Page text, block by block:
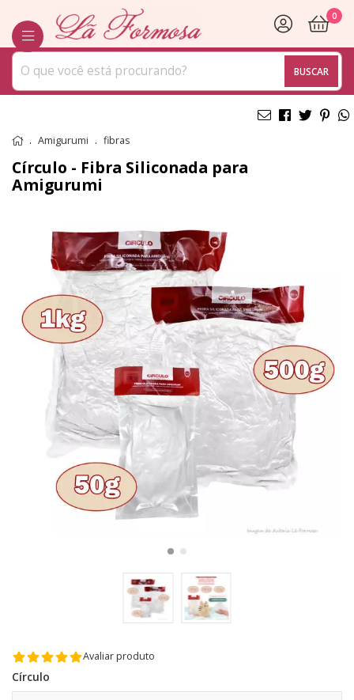
BUSCAR
0
Amigurumi fibras
Círculo - Fibra Siliconada para
Amigurumi
Avaliar produto
Círculo